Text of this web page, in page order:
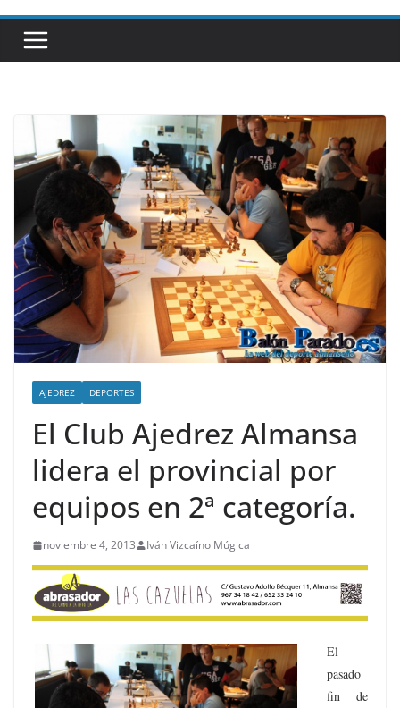
AJEDREZ DEPORTES
El Club Ajedrez Almansa
lidera el provincial por
equipos en 2ª categoría.
noviembre 4, 2013 Iván Vizcaíno Múgica
El
pasado
fin de